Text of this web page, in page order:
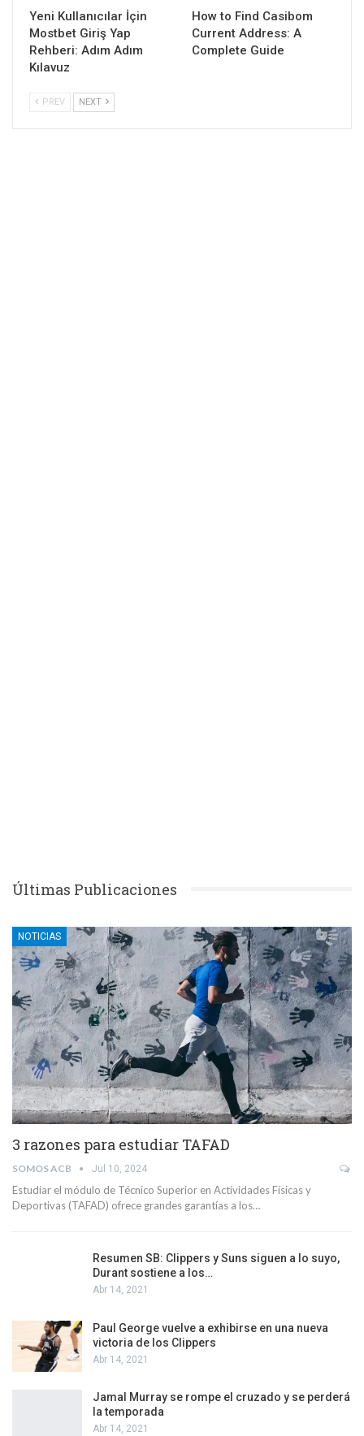
Yeni Kullanıcılar İçin
Mostbet Giriş Yap
Rehberi: Adım Adım
Kılavuz
How to Find Casibom
Current Address: A
Complete Guide
PREV NEXT
Últimas Publicaciones
NOTICIAS
3 razones para estudiar TAFAD
SOMOS ACB Jul 10, 2024
Estudiar el módulo de Técnico Superior en Actividades Físicas y
Deportivas (TAFAD) ofrece grandes garantías a los…
Resumen SB: Clippers y Suns siguen a lo suyo,
Durant sostiene a los…
Abr 14, 2021
Paul George vuelve a exhibirse en una nueva
victoria de los Clippers
Abr 14, 2021
Jamal Murray se rompe el cruzado y se perderá
la temporada
Abr 14, 2021